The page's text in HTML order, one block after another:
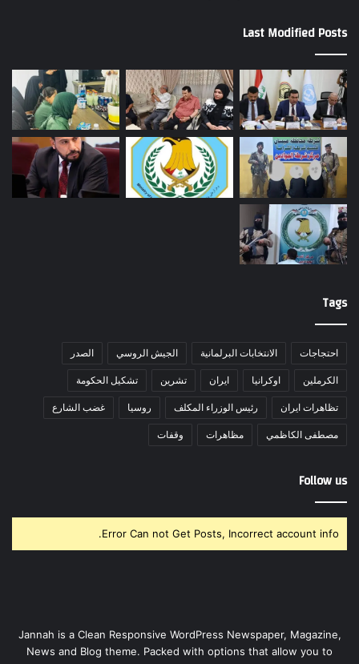
Last Modified Posts
Tags
احتجاجات الانتخابات البرلمانية الجيش الروسي الصدر
الكرملين اوكرانيا ايران تشرين تشكيل الحكومة
تظاهرات ايران رئيس الوزراء المكلف روسيا غضب الشارع
مصطفى الكاظمي مظاهرات وقفات
Follow us
Error Can not Get Posts, Incorrect account info.
Jannah is a Clean Responsive WordPress Newspaper, Magazine,
News and Blog theme. Packed with options that allow you to